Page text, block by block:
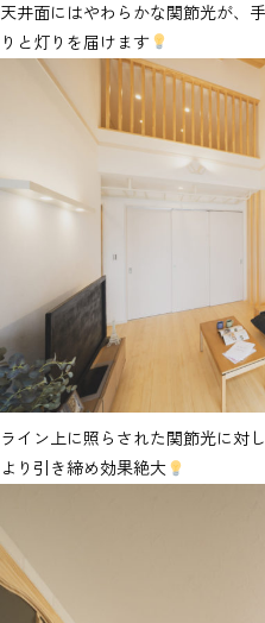
天井面にはやわらかな関節光が、
りと灯りを届けます
ライン上に照らされた関節光に対
より引き締め効果絶大